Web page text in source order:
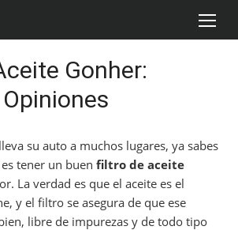
Gonher:
su auto a muchos lugares, ya sabes
tener un buen filtro de aceite
La verdad es que el aceite es el
y el filtro se asegura de que ese
libre de impurezas y de todo tipo